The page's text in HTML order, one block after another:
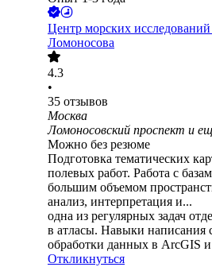
Центр морских
Ломоносова
4.3
•
35 отзывов
Москва
Ломоносовский проспект и
Можно без резюме
Подготовка тематических
полевых работ. Работа с
большим объемом
анализ, интерпретация и...
одна из регулярных задач
в атласы. Навыки написания
обработки данных в ArcGIS и
Откликнуться